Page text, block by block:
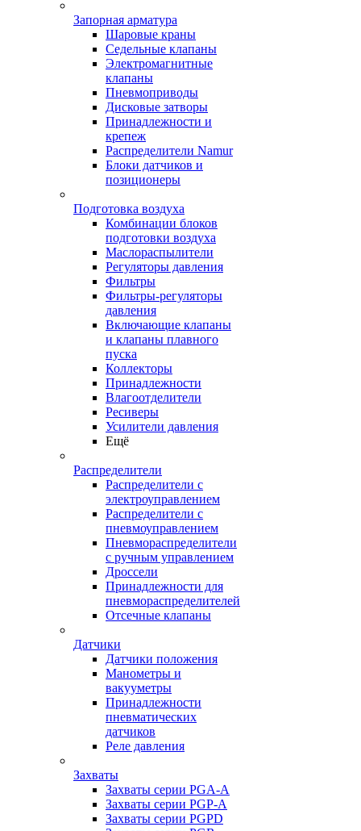
Запорная арматура
Шаровые краны
Седельные клапаны
Электромагнитные
клапаны
Пневмоприводы
Дисковые затворы
Принадлежности и
крепеж
Распределители Namur
Блоки датчиков и
позиционеры
Подготовка воздуха
Комбинации блоков
подготовки воздуха
Маслораспылители
Регуляторы давления
Фильтры
Фильтры-регуляторы
давления
Включающие клапаны
и клапаны плавного
пуска
Коллекторы
Принадлежности
Влагоотделители
Ресиверы
Усилители давления
Ещё
Распределители
Распределители с
электроуправлением
Распределители с
пневмоуправлением
Пневмораспределители
с ручным управлением
Дроссели
Принадлежности для
пневмораспределителей
Отсечные клапаны
Датчики
Датчики положения
Манометры и
вакууметры
Принадлежности
пневматических
датчиков
Реле давления
Захваты
Захваты серии PGA-A
Захваты серии PGP-A
Захваты серии PGPD